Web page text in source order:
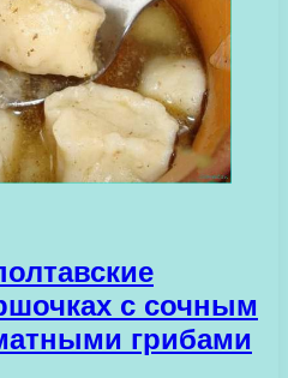
с сочным
грибами